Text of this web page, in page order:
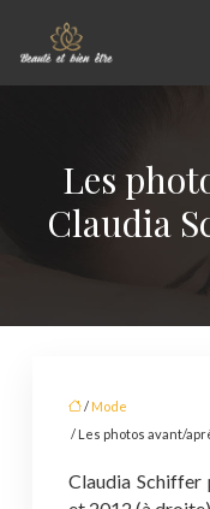
Les
Claudia
/ Mode
/ Les photos avant/
Claudia Schiffer